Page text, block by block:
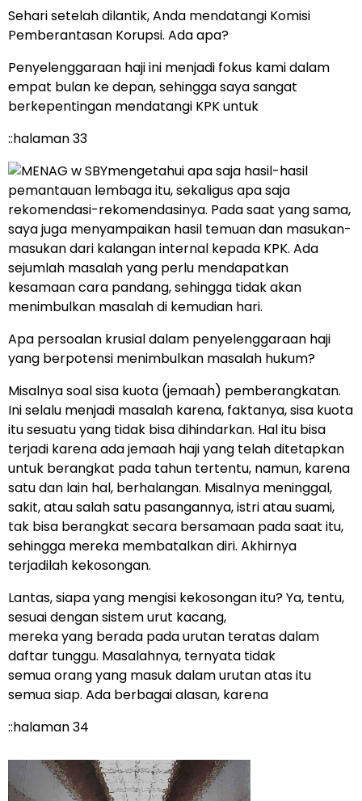
Sehari setelah dilantik, Anda mendatangi Komisi
Pemberantasan Korupsi. Ada apa?
Penyelenggaraan haji ini menjadi fokus kami dalam
empat bulan ke depan, sehingga saya sangat
berkepentingan mendatangi KPK untuk
::halaman 33
mengetahui apa saja hasil-hasil
pemantauan lembaga itu, sekaligus apa saja
rekomendasi-rekomendasinya. Pada saat yang sama,
saya juga menyampaikan hasil temuan dan masukan-
masukan dari kalangan internal kepada KPK. Ada
sejumlah masalah yang perlu mendapatkan
kesamaan cara pandang, sehingga tidak akan
menimbulkan masalah di kemudian hari.
Apa persoalan krusial dalam penyelenggaraan haji
yang berpotensi menimbulkan masalah hukum?
Misalnya soal sisa kuota (jemaah) pemberangkatan.
Ini selalu menjadi masalah karena, faktanya, sisa kuota
itu sesuatu yang tidak bisa dihindarkan. Hal itu bisa
terjadi karena ada jemaah haji yang telah ditetapkan
untuk berangkat pada tahun tertentu, namun, karena
satu dan lain hal, berhalangan. Misalnya meninggal,
sakit, atau salah satu pasangannya, istri atau suami,
tak bisa berangkat secara bersamaan pada saat itu,
sehingga mereka membatalkan diri. Akhirnya
terjadilah kekosongan.
Lantas, siapa yang mengisi kekosongan itu? Ya, tentu,
sesuai dengan sistem urut kacang,
mereka yang berada pada urutan teratas dalam
daftar tunggu. Masalahnya, ternyata tidak
semua orang yang masuk dalam urutan atas itu
semua siap. Ada berbagai alasan, karena
::halaman 34